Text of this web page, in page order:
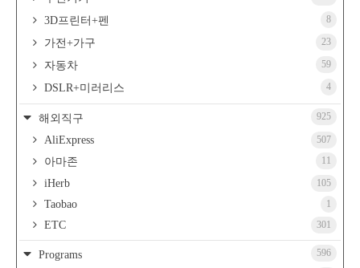
3D프린터+펜 8
가전+가구 23
자동차 59
DSLR+미러리스 4
해외직구 925
AliExpress 507
아마존 11
iHerb 105
Taobao 1
ETC 301
Programs 596